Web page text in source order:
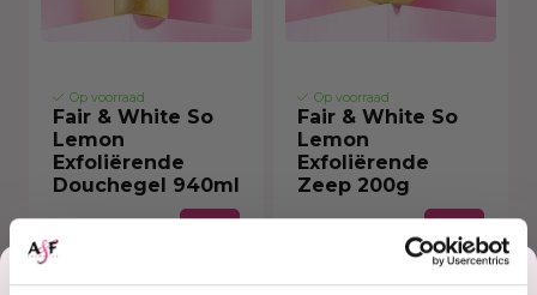
Op voorraad
Fair & White So
Lemon
Exfoliërende
Douchegel 940ml
€11,50
Op voorraad
Fair & White So
Lemon
Exfoliërende
Zeep 200g